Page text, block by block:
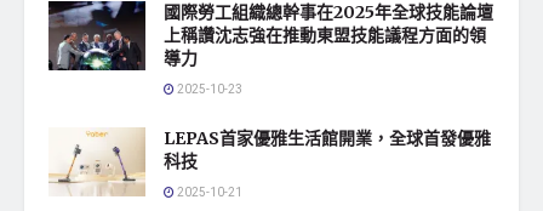
國際勞工組織總幹事在2025年全球技能論壇
上稱讚沈志強在推動東盟技能議程方面的領
導力
2025-10-23
LEPAS首家優雅生活館開業，全球首發優雅
科技
2025-10-21